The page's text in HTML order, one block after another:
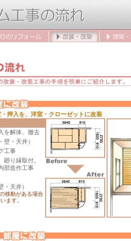
押入を、洋室・クローゼットに改装
を解体、撤去
壁・天井）
工事
廻り縁取付。
部造作工事
・天井）
移動がある場合
ます。